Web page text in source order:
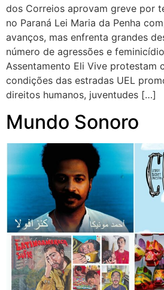
dos Correios aprovam greve por
no Paraná Lei Maria da Penha
avanços, mas enfrenta grandes
número de agressões e
Assentamento Eli Vive protestam
condições das estradas UEL
direitos humanos, juventudes […]
Mundo Sonoro